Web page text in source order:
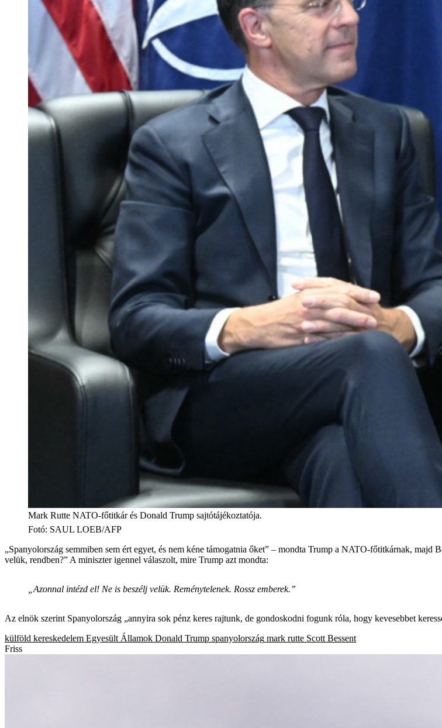
Mark Rutte NATO-főtitkár és Donald Trump sajtótájékoztatója.
Fotó: SAUL LOEB/AFP
„Spanyolország semmiben sem ért egyet, és nem kéne támogatnia őket” – mondta Trump a NATO-főtitkárnak, majd
velük, rendben?” A miniszter igennel válaszolt, mire Trump azt mondta:
„Azonnal intézd el! Ne is beszélj velük. Reménytelenek. Rossz emberek.”
Az elnök szerint Spanyolország „annyira sok pénz keres rajtunk, de gondoskodni fogunk róla, hogy kevesebbet
külföld kereskedelem Egyesült Államok Donald Trump spanyolország mark rutte Scott Bessent
Friss